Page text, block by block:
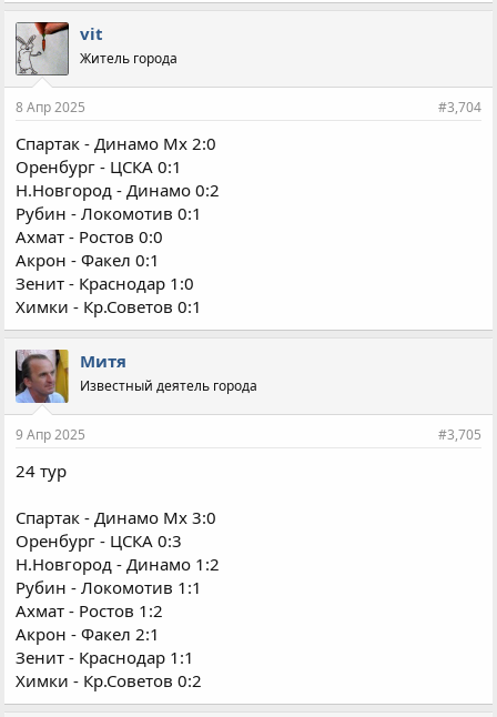
vit
Житель города
8 Апр 2025 #3,704
Спартак - Динамо Мх 2:0
Оренбург - ЦСКА 0:1
Н.Новгород - Динамо 0:2
Рубин - Локомотив 0:1
Ахмат - Ростов 0:0
Акрон - Факел 0:1
Зенит - Краснодар 1:0
Химки - Кр.Советов 0:1
Митя
Известный деятель города
9 Апр 2025 #3,705
24 тур
Спартак - Динамо Мх 3:0
Оренбург - ЦСКА 0:3
Н.Новгород - Динамо 1:2
Рубин - Локомотив 1:1
Ахмат - Ростов 1:2
Акрон - Факел 2:1
Зенит - Краснодар 1:1
Химки - Кр.Советов 0:2